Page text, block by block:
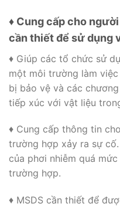
♦ Cung cấp cho
cần thiết để sử dụng
♦ Giúp các tổ chức sử
một môi trường làm
bị bảo vệ và các
tiếp xúc với vật liệu
♦ Cung cấp thông tin
trường hợp xảy ra sự
của phơi nhiễm quá
trường hợp.
♦ MSDS cần thiết để